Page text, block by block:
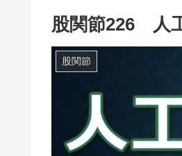
股関節226 人
股関節